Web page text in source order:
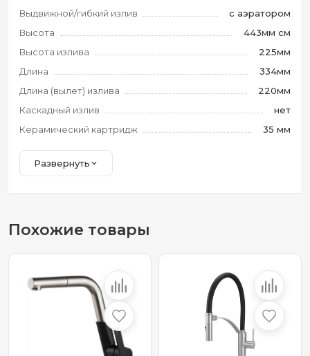
Выдвижной/гибкий излив
с аэратором
Высота
443мм см
Высота излива
225мм
Длина
334мм
Длина (вылет) излива
220мм
Каскадный излив
нет
Керамический картридж
35 мм
Развернуть
Похожие товары